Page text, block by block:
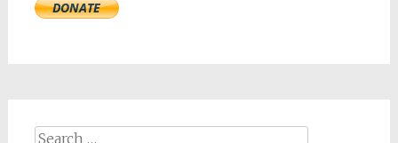
Search